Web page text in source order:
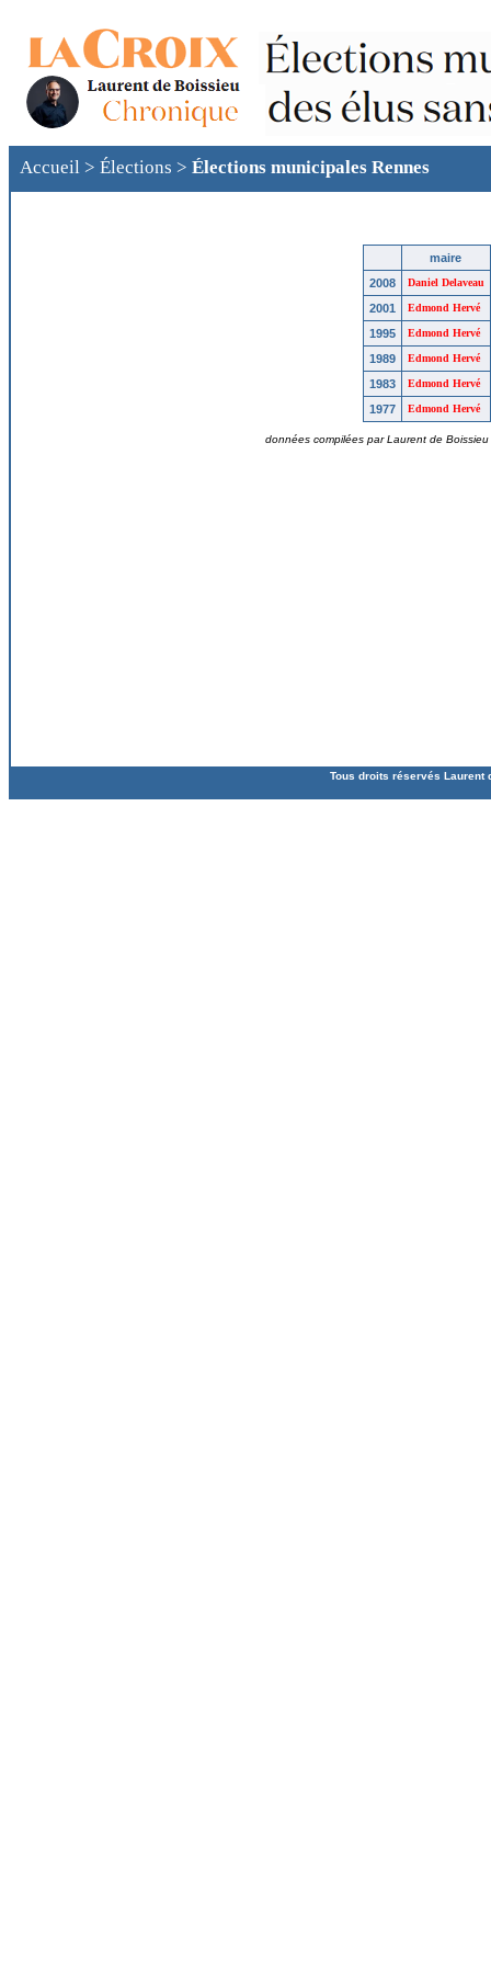
Accueil > Élections > Élections municipales Rennes
maire
2008
Daniel Delaveau
2001 Edmond Hervé
1995 Edmond Hervé
1989 Edmond Hervé
1983 Edmond Hervé
1977 Edmond Hervé
données compilées par Laurent de
Tous droits réservés Laurent